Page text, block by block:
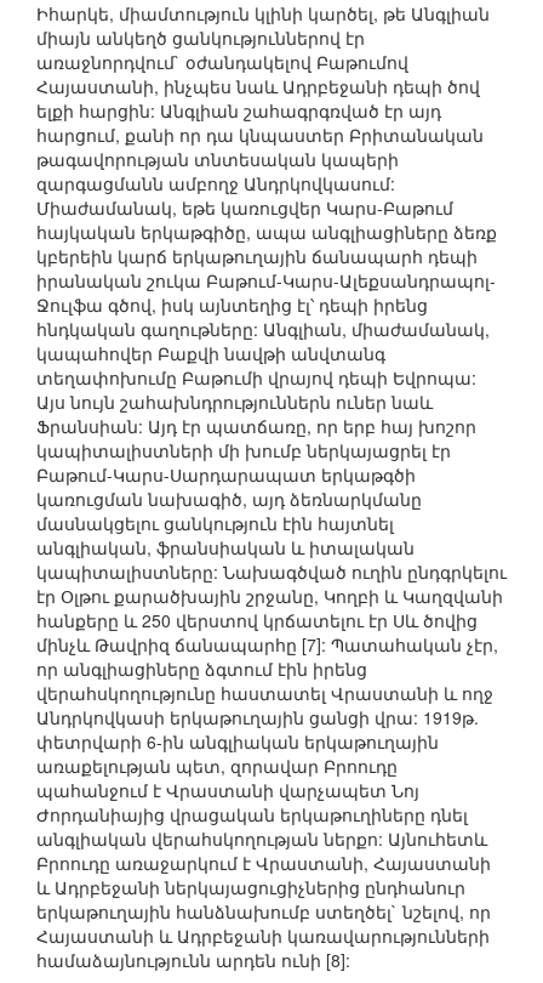
Իհարկե, միամտություն կլինի կարծել, թե Անգլիան
միայն անկեղծ ցանկություններով էր
առաջնորդվում` օժանդակելով Բաթումով
Հայաստանի, ինչպես նաև Ադրբեջանի դեպի ծով
ելքի հարցին: Անգլիան շահագրգռված էր այդ
հարցում, քանի որ դա կնպաստեր Բրիտանական
թագավորության տնտեսական կապերի
զարգացմանն ամբողջ Անդրկովկասում:
Միաժամանակ, եթե կառուցվեր Կարս-Բաթում
հայկական երկաթգիծը, ապա անգլիացիները ձեռք
կբերեին կարճ երկաթուղային ճանապարհ դեպի
իրանական շուկա Բաթում-Կարս-Ալեքսանդրապոլ-
Ջուլֆա գծով, իսկ այնտեղից էլ՝ դեպի իրենց
հնդկական գաղութները: Անգլիան, միաժամանակ,
կապահովեր Բաքվի նավթի անվտանգ
տեղափոխումը Բաթումի վրայով դեպի Եվրոպա:
Այս նույն շահախնդրություններն ուներ նաև
Ֆրանսիան: Այդ էր պատճառը, որ երբ հայ խոշոր
կապիտալիստների մի խումբ ներկայացրել էր
Բաթում-Կարս-Սարդարապատ երկաթգծի
կառուցման նախագիծ, այդ ձեռնարկմանը
մասնակցելու ցանկություն էին հայտնել
անգլիական, ֆրանսիական և իտալական
կապիտալիստները: Նախագծված ուղին ընդգրկելու
էր Օլթու քարածխային շրջանը, Կողբի և Կաղզվանի
հանքերը և 250 վերստով կրճատելու էր Սև ծովից
մինչև Թավրիզ ճանապարհը [7]: Պատահական չէր,
որ անգլիացիները ձգտում էին իրենց
վերահսկողությունը հաստատել Վրաստանի և ողջ
Անդրկովկասի երկաթուղային ցանցի վրա: 1919թ.
փետրվարի 6-ին անգլիական երկաթուղային
առաքելության պետ, զորավար Բրոուդը
պահանջում է Վրաստանի վարչապետ Նոյ
Ժորդանիայից վրացական երկաթուղիները դնել
անգլիական վերահսկողության ներքո: Այնուհետև
Բրոուդը առաջարկում է Վրաստանի, Հայաստանի
և Ադրբեջանի ներկայացուցիչներից ընդհանուր
երկաթուղային հանձնախումբ ստեղծել` նշելով, որ
Հայաստանի և Ադրբեջանի կառավարությունների
համաձայնությունն արդեն ունի [8]: